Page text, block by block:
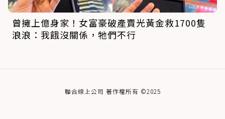
曾擁上億身家！女富豪破產賣光黃金救1700隻
浪浪：我餓沒關係，牠們不行
聯合線上公司 著作權所有 ©2025